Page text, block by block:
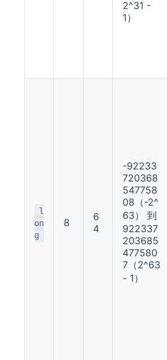
2^31 -
1）
l
on
g
8
6
4
-92233
720368
547758
08（-2^
63） 到
922337
203685
477580
7（2^63
- 1）